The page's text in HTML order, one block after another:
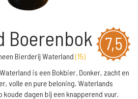
7,5
Boerenbok
Bierderij Waterland(15)
is een Bokbier. Donker, zacht en
volle en pure beloning. Waterlands
dagen bij een knapperend vuur.